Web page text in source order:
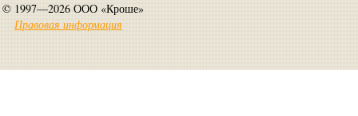
© 1997—2026 ООО «Кроше»
Правовая информация